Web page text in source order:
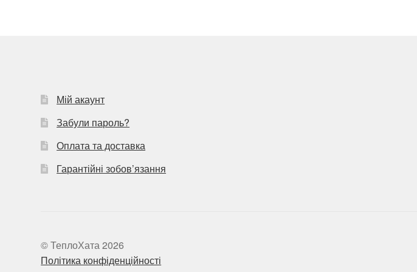
Мій акаунт
Забули пароль?
Оплата та доставка
Гарантійні зобов’язання
© ТеплоХата 2026
Політика конфіденційності